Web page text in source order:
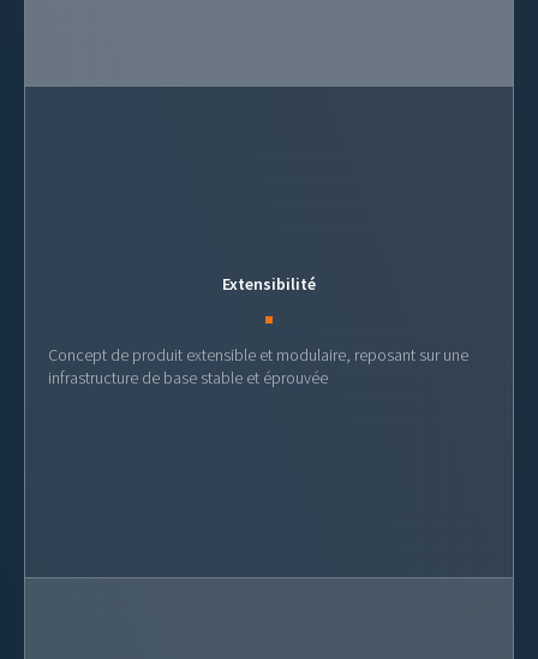
Extensibilité
Concept de produit extensible et modulaire, reposant sur une
infrastructure de base stable et éprouvée